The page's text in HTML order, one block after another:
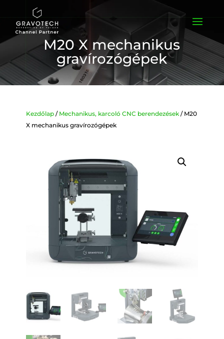
M20 X mechanikus
gravírozógépek
Kezdőlap/ Mechanikus, karcoló CNC berendezések/ M20
X mechanikus gravírozógépek